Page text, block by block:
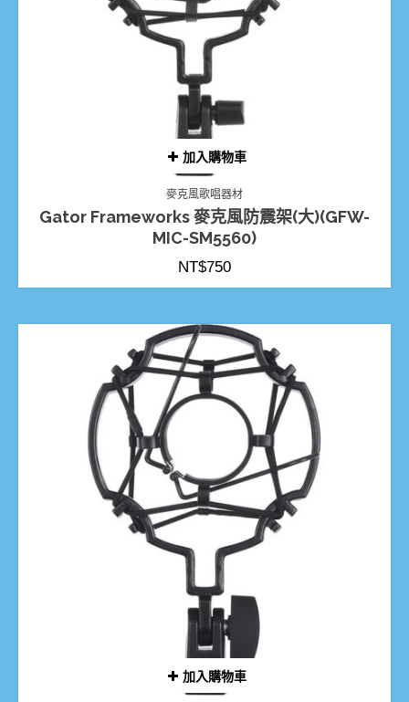
加入購物車
麥克風歌唱器材
Gator Frameworks 麥克風防震架(大)(GFW-
MIC-SM5560)
NT$750
加入購物車